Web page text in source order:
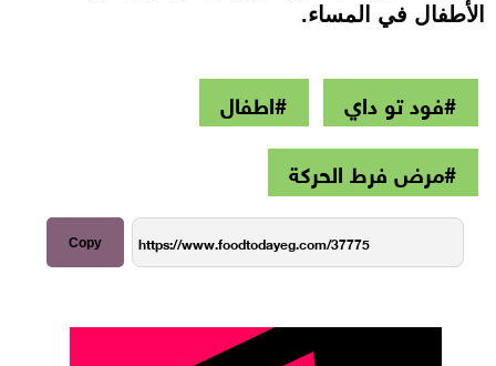
الأطفال في المساء.
#فود تو داي
#اطفال
#مرض فرط الحركة
Copy